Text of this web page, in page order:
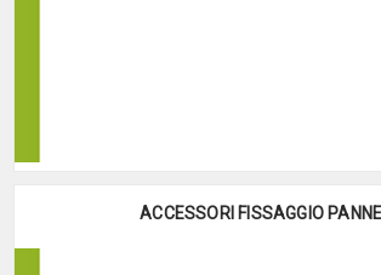
ACCESSORI FISSAGGIO